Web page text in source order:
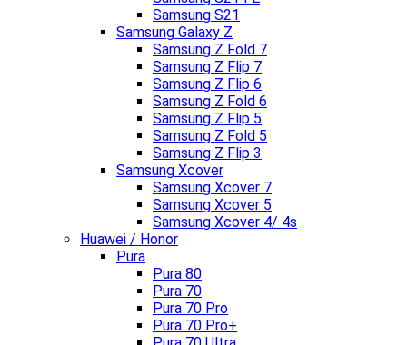
Samsung S21
Samsung Galaxy Z
Samsung Z Fold 7
Samsung Z Flip 7
Samsung Z Flip 6
Samsung Z Fold 6
Samsung Z Flip 5
Samsung Z Fold 5
Samsung Z Flip 3
Samsung Xcover
Samsung Xcover 7
Samsung Xcover 5
Samsung Xcover 4/ 4s
Huawei / Honor
Pura
Pura 80
Pura 70
Pura 70 Pro
Pura 70 Pro+